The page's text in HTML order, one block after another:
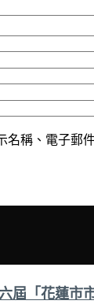
名稱、電子郵
屆「花蓮市